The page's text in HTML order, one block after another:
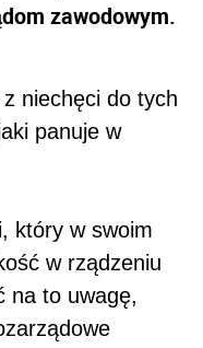
zawodowym.
niechęci do tych
panuje w
który w swoim
w rządzeniu
na to uwagę,